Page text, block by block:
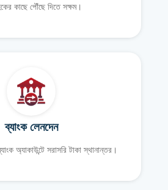
কাছে পৌঁছে দিতে সক্ষম।
ব্যাংক লেনদেন
অ্যাকাউন্টে সরাসরি টাকা স্থানান্তর।